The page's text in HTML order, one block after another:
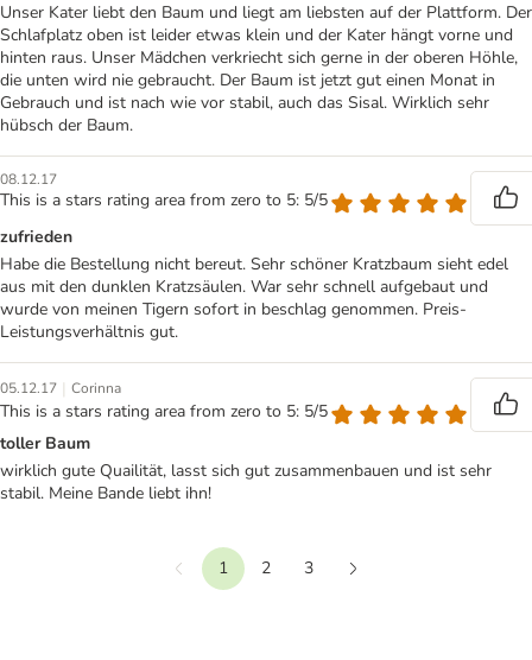
Unser Kater liebt den Baum und liegt am liebsten auf der Plattform. Der
Schlafplatz oben ist leider etwas klein und der Kater hängt vorne und
hinten raus. Unser Mädchen verkriecht sich gerne in der oberen Höhle,
die unten wird nie gebraucht. Der Baum ist jetzt gut einen Monat in
Gebrauch und ist nach wie vor stabil, auch das Sisal. Wirklich sehr
hübsch der Baum.
08.12.17
This is a stars rating area from zero to 5: 5/5
zufrieden
Habe die Bestellung nicht bereut. Sehr schöner Kratzbaum sieht edel
aus mit den dunklen Kratzsäulen. War sehr schnell aufgebaut und
wurde von meinen Tigern sofort in beschlag genommen. Preis-
Leistungsverhältnis gut.
05.12.17 | Corinna
This is a stars rating area from zero to 5: 5/5
toller Baum
wirklich gute Quailität, lasst sich gut zusammenbauen und ist sehr
stabil. Meine Bande liebt ihn!
Vorherige
1 2
3